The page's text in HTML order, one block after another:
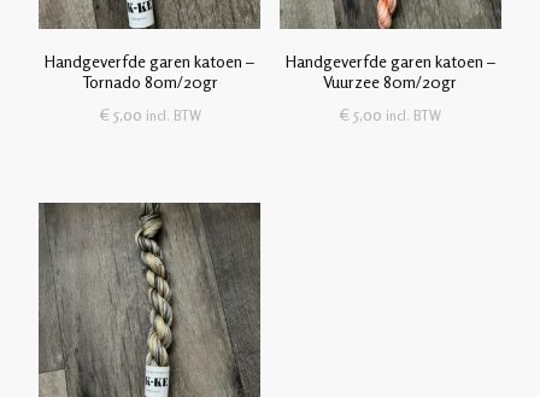
Handgeverfde garen katoen –
Tornado 80m/20gr
€ 5,00 incl. BTW
Handgeverfde garen katoen –
Vuurzee 80m/20gr
€ 5,00 incl. BTW